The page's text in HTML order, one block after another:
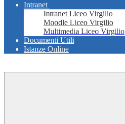
Intranet
Intranet Liceo Virgilio
Moodle Liceo Virgilio
Multimedia Liceo Virgilio
Documenti Utili
Istanze Online